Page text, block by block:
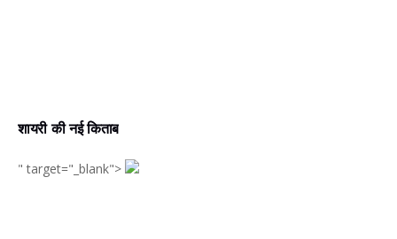
शायरी की नई किताब
" target="_blank">